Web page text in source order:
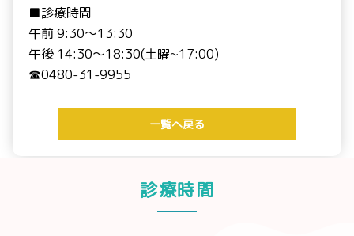
■診療時間
午前 9:30〜13:30
午後 14:30〜18:30(土曜~17:00)
☎0480-31-9955
一覧へ戻る
診療時間